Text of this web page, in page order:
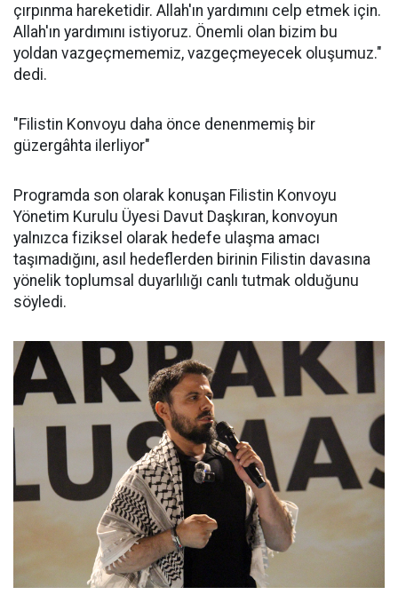
çırpınma hareketidir. Allah'ın yardımını celp etmek için.
Allah'ın yardımını istiyoruz. Önemli olan bizim bu
yoldan vazgeçmememiz, vazgeçmeyecek oluşumuz."
dedi.
"Filistin Konvoyu daha önce denenmemiş bir
güzergâhta ilerliyor"
Programda son olarak konuşan Filistin Konvoyu
Yönetim Kurulu Üyesi Davut Daşkıran, konvoyun
yalnızca fiziksel olarak hedefe ulaşma amacı
taşımadığını, asıl hedeflerden birinin Filistin davasına
yönelik toplumsal duyarlılığı canlı tutmak olduğunu
söyledi.